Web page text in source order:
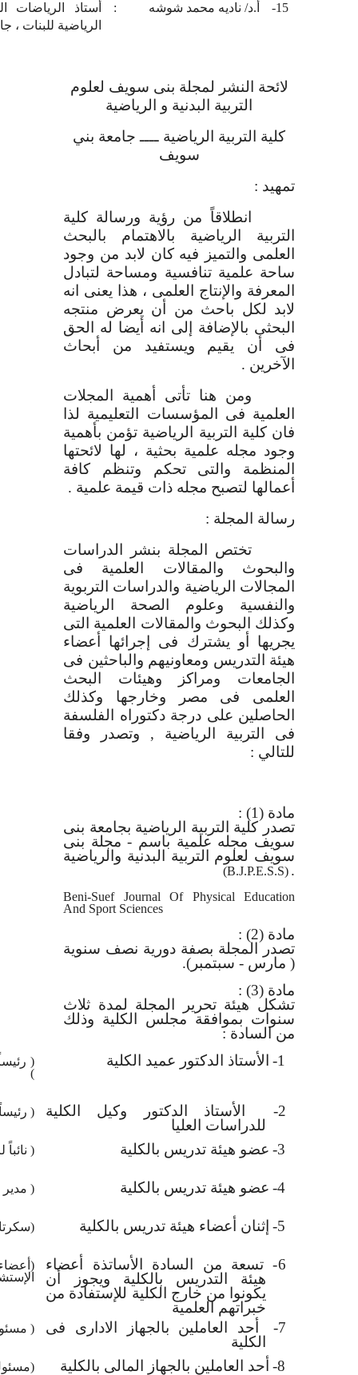
15- أ.د/ ناديه محمد شوشه :
أستاذ الرياضات
الرياضية للبنات ،
لائحة النشر لمجلة بنى سويف لعلوم
التربية البدنية و الرياضية
كلية التربية الرياضية ــــ جامعة بني
سويف
تمهيد :
انطلاقاً من رؤية ورسالة كلية
التربية الرياضية بالاهتمام بالبحث
العلمى والتميز فيه كان لابد من وجود
ساحة علمية تنافسية ومساحة لتبادل
المعرفة والإنتاج العلمى ، هذا يعنى انه
لابد لكل باحث من أن يعرض منتجه
البحثى بالإضافة إلى انه أيضا له الحق
فى أن يقيم ويستفيد من أبحاث
الآخرين .
ومن هنا تأتى أهمية المجلات
العلمية فى المؤسسات التعليمية لذا
فان كلية التربية الرياضية تؤمن بأهمية
وجود مجله علمية بحثية ، لها لائحتها
المنظمة والتى تحكم وتنظم كافة
أعمالها لتصبح مجله ذات قيمة علمية .
رسالة المجلة :
تختص المجلة بنشر الدراسات
والبحوث والمقالات العلمية فى
المجالات الرياضية والدراسات التربوية
والنفسية وعلوم الصحة الرياضية
وكذلك البحوث والمقالات العلمية التى
يجريها أو يشترك فى إجرائها أعضاء
هيئة التدريس ومعاونيهم والباحثين فى
الجامعات ومراكز وهيئات البحث
العلمى فى مصر وخارجها وكذلك
الحاصلين على درجة دكتوراه الفلسفة
فى التربية الرياضية , وتصدر وفقا
للتالي :
مادة (1)
:
تصدر كلية التربية الرياضية بجامعة بنى
سويف مجله علمية باسم - مجلة بنى
سويف لعلوم التربية البدنية والرياضية
.
(B.J.P.E.S.S)
Beni-Suef Journal Of Physical Education
And Sport Sciences
مادة (2)
:
تصدر المجلة بصفة دورية نصف سنوية
( مارس - سبتمبر).
مادة (3)
:
تشكل هيئة تحرير المجلة لمدة ثلاث
سنوات بموافقة مجلس الكلية وذلك
من السادة :
1-
الأستاذ الدكتور عميد الكلية
(
)
2-
الأستاذ الدكتور وكيل الكلية
للدراسات العليا
(
3- عضو هيئة تدريس بالكلية (
4- عضو هيئة تدريس بالكلية ( مدير
5- إثنان أعضاء هيئة تدريس بالكلية
6-
تسعة من السادة الأساتذة أعضاء
هيئة التدريس بالكلية ويجوز أن
يكونوا من خارج الكلية للإستفادة من
خبراتهم العلمية
7-
أحد العاملين بالجهاز الادارى فى
الكلية
(
8- أحد العاملين بالجهاز المالى بالكلية